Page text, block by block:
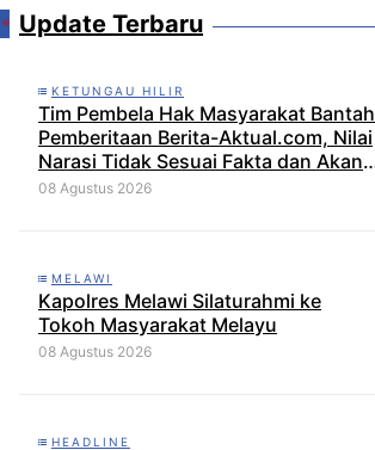
Update Terbaru
KETUNGAU HILIR
Tim Pembela Hak Masyarakat Bantah
Pemberitaan Berita-Aktual.com, Nilai
Narasi Tidak Sesuai Fakta dan Akan
Tempuh Jalur Dewan Pers
08 Agustus 2026
MELAWI
Kapolres Melawi Silaturahmi ke
Tokoh Masyarakat Melayu
08 Agustus 2026
HEADLINE